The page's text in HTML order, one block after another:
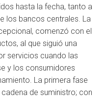
hasta la fecha, tanto a
los bancos centrales. La
comenzó con el
al que siguió una
servicios cuando las
y los consumidores
La primera fase
de suministro; con